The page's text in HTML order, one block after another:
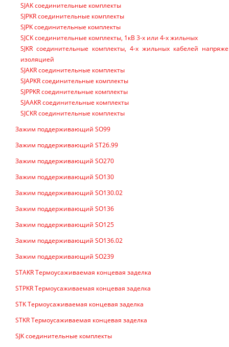
SJAK соединительные комплекты
SJPKR соединительные комплекты
SJPK соединительные комплекты
SJCK соединительные комплекты, 1кВ 3-х или 4-х жильных
SJKR соединительные комплекты, 4-х жильных кабелей
изоляцией
SJAKR соединительные комплекты
SJAPKR соединительные комплекты
SJPPKR соединительные комплекты
SJAAKR соединительные комплекты
SJCKR соединительные комплекты
Зажим поддерживающий SO99
Зажим поддерживающий ST26.99
Зажим поддерживающий SO270
Зажим поддерживающий SO130
Зажим поддерживающий SO130.02
Зажим поддерживающий SO136
Зажим поддерживающий SO125
Зажим поддерживающий SO136.02
Зажим поддерживающий SO239
STAKR Термоусаживаемая концевая заделка
STPKR Термоусаживаемая концевая заделка
STK Термоусаживаемая концевая заделка
STKR Термоусаживаемая концевая заделка
SJK соединительные комплекты